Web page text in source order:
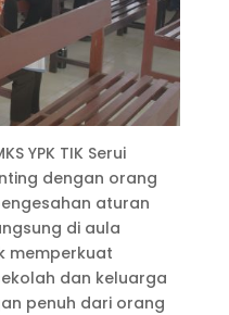
YPK TIK Serui
dengan orang
aturan
di aula
memperkuat
dan keluarga
penuh dari orang